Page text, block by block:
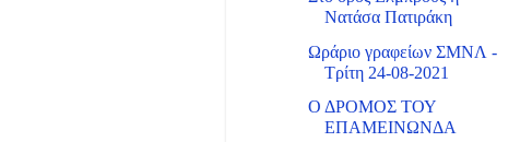
Νατάσα Πατιράκη
Ωράριο γραφείων ΣΜΝΛ -
Τρίτη 24-08-2021
Ο ΔΡΟΜΟΣ ΤΟΥ
ΕΠΑΜΕΙΝΩΝΔΑ